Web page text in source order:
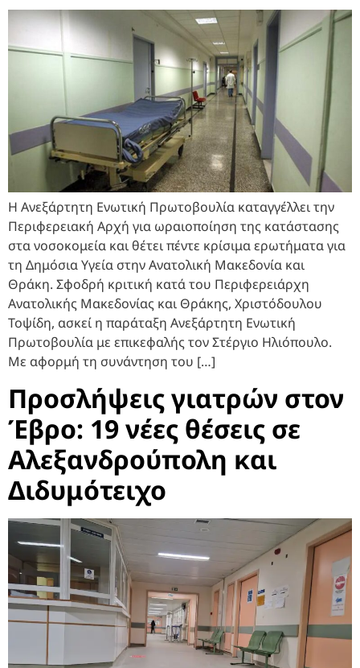
Η Ανεξάρτητη Ενωτική Πρωτοβουλία καταγγέλλει την
Περιφερειακή Αρχή για ωραιοποίηση της κατάστασης
στα νοσοκομεία και θέτει πέντε κρίσιμα ερωτήματα για
τη Δημόσια Υγεία στην Ανατολική Μακεδονία και
Θράκη. Σφοδρή κριτική κατά του Περιφερειάρχη
Ανατολικής Μακεδονίας και Θράκης, Χριστόδουλου
Τοψίδη, ασκεί η παράταξη Ανεξάρτητη Ενωτική
Πρωτοβουλία με επικεφαλής τον Στέργιο Ηλιόπουλο.
Με αφορμή τη συνάντηση του […]
Προσλήψεις γιατρών στον
Έβρο: 19 νέες θέσεις σε
Αλεξανδρούπολη και
Διδυμότειχο